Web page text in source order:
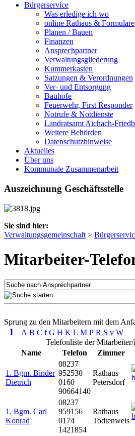
Bürgerservice
Was erledige ich wo
online Rathaus & Formulare
Planen / Bauen
Finanzen
Ansprechpartner
Verwaltungsgliederung
Kummerkasten
Satzungen & Verordnungen
Ver- und Entsorgung
Bauhöfe
Feuerwehr, First Responder
Notrufe & Notdienste
Landratsamt Aichach-
Weitere Behörden
Datenschutzhinweise
Aktuelles
Über uns
Kommunale Zusammenarbeit
Auszeichnung Geschäftsstelle
Sie sind hier:
Verwaltungsgemeinschaft >
Mitarbeiter-
Sprung zu den Mitarbeitern mit dem
1 A B C f G H K L M P R S v W
Telefonliste der
Name
Telefon Zimmer
1. Bgm. Binder
Dietrich
08237
952530
0160
90664140
Rathaus
Petersdorf
1. Bgm. Carl
Konrad
08237
959156
0174
1421854
Rathaus
Todtenweis